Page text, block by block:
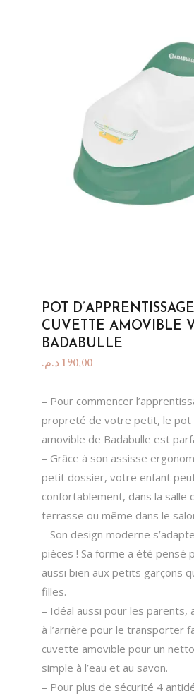
POT
CUVETTE AMOVIBLE
BADABULLE
190,00 د.م.
– Pour commencer
propreté de votre petit, le pot
amovible de Badabulle est
– Grâce à son assisse
petit dossier, votre enfant
confortablement, dans la salle
terrasse ou même dans le
– Son design moderne
pièces ! Sa forme a été pensé
aussi bien aux petits garçons
filles.
– Idéal aussi pour les parents,
à l’arrière pour le transporter
cuvette amovible pour un
simple à l’eau et au savon.
– Pour plus de sécurité 4